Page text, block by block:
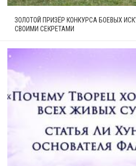
ЗОЛОТОЙ ПРИЗЁР КОНКУРСА БОЕВЫХ
СВОИМИ СЕКРЕТАМИ